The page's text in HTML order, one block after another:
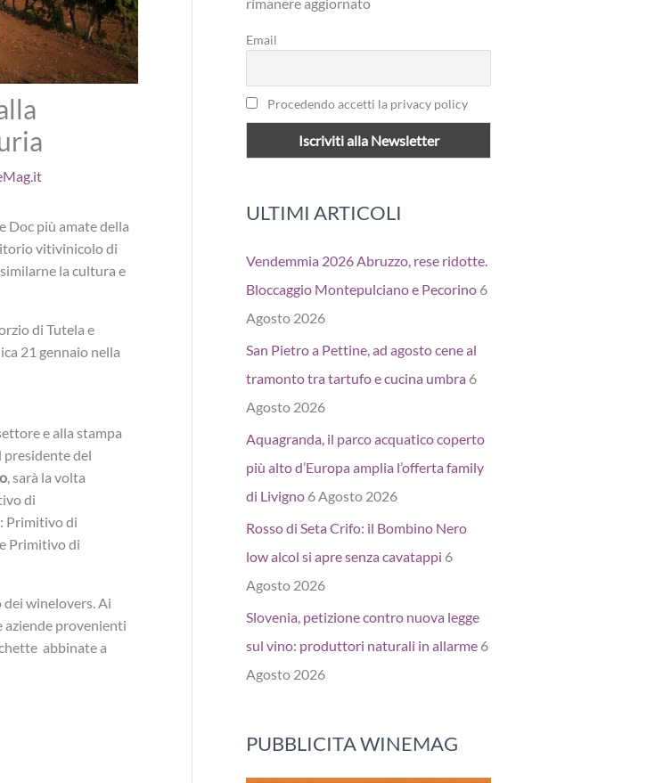
Doc più amate della
vitivinicolo di
la cultura e
di Tutela e
21 gennaio nella
e alla stampa
presidente del
, sarà la volta
di
Primitivo di
Primitivo di
winelovers. Ai
aziende provenienti
abbinate a
Email
Procedendo accetti la privacy policy
ULTIMI ARTICOLI
Vendemmia 2026 Abruzzo, rese ridotte.
Bloccaggio Montepulciano e Pecorino 6
Agosto 2026
San Pietro a Pettine, ad agosto cene al
tramonto tra tartufo e cucina umbra 6
Agosto 2026
Aquagranda, il parco acquatico coperto
più alto d’Europa amplia l’offerta family
di Livigno 6 Agosto 2026
Rosso di Seta Crifo: il Bombino Nero
low alcol si apre senza cavatappi 6
Agosto 2026
Slovenia, petizione contro nuova legge
sul vino: produttori naturali in allarme 6
Agosto 2026
PUBBLICITA WINEMAG